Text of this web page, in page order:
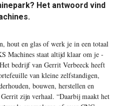
Het antwoord vind
hout en glas of werk je in een totaal
Machines staat altijd klaar om je
bedrijf van Gerrit Verbeeck heeft
van kleine zelfstandigen,
bouwen, ­herstellen en
zijn ­verhaal. “Daarbij maakt het